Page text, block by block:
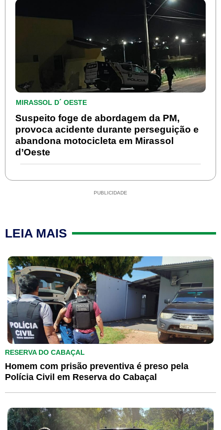
MIRASSOL D´ OESTE
Suspeito foge de abordagem da PM,
provoca acidente durante perseguição e
abandona motocicleta em Mirassol
d’Oeste
PUBLICIDADE
LEIA MAIS
RESERVA DO CABAÇAL
Homem com prisão preventiva é preso pela
Polícia Civil em Reserva do Cabaçal